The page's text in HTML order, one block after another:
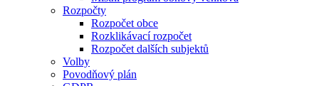
Rozpočty
Rozpočet obce
Rozklikávací rozpočet
Rozpočet dalších subjektů
Volby
Povodňový plán